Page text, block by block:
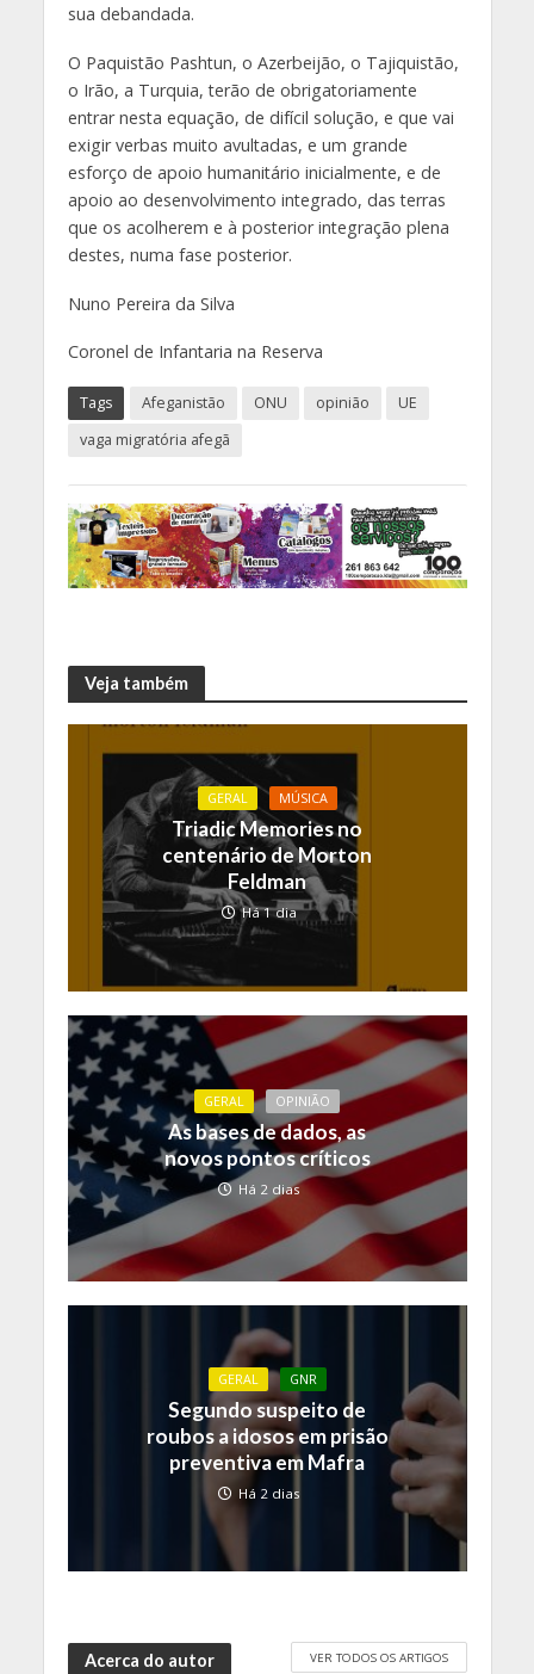
sua debandada.
O Paquistão Pashtun, o Azerbeijão, o Tajiquistão,
o Irão, a Turquia, terão de obrigatoriamente
entrar nesta equação, de difícil solução, e que vai
exigir verbas muito avultadas, e um grande
esforço de apoio humanitário inicialmente, e de
apoio ao desenvolvimento integrado, das terras
que os acolherem e à posterior integração plena
destes, numa fase posterior.
Nuno Pereira da Silva
Coronel de Infantaria na Reserva
Tags Afeganistão ONU opinião
UE
vaga migratória afegã
Veja também
GERAL MÚSICA
Triadic Memories no
centenário de Morton
Feldman
Há 1 dia
GERAL OPINIÃO
As bases de dados, as
novos pontos críticos
Há 2 dias
GERAL GNR
Segundo suspeito de
roubos a idosos em prisão
preventiva em Mafra
Há 2 dias
Acerca do autor VER TODOS OS ARTIGOS